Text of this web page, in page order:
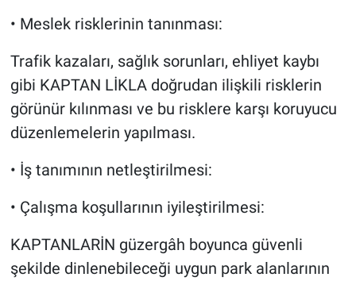
•⁠ ⁠​Meslek risklerinin tanınması:
Trafik kazaları, sağlık sorunları, ehliyet kaybı
gibi KAPTAN LİKLA doğrudan ilişkili risklerin
görünür kılınması ve bu risklere karşı koruyucu
düzenlemelerin yapılması.
•⁠ ⁠​İş tanımının netleştirilmesi:
•⁠ ⁠​Çalışma koşullarının iyileştirilmesi:
KAPTANLARİN güzergâh boyunca güvenli
şekilde dinlenebileceği uygun park alanlarının